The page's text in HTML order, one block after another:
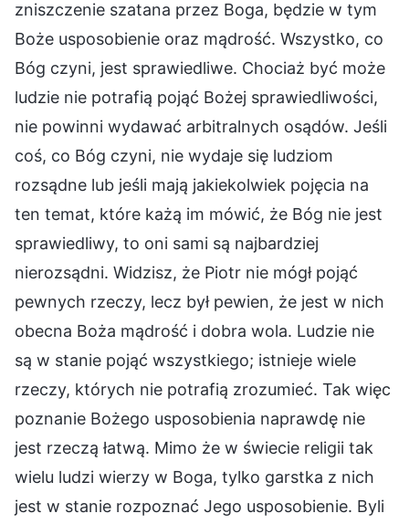
zniszczenie szatana przez Boga, będzie w tym
Boże usposobienie oraz mądrość. Wszystko, co
Bóg czyni, jest sprawiedliwe. Chociaż być może
ludzie nie potrafią pojąć Bożej sprawiedliwości,
nie powinni wydawać arbitralnych osądów. Jeśli
coś, co Bóg czyni, nie wydaje się ludziom
rozsądne lub jeśli mają jakiekolwiek pojęcia na
ten temat, które każą im mówić, że Bóg nie jest
sprawiedliwy, to oni sami są najbardziej
nierozsądni. Widzisz, że Piotr nie mógł pojąć
pewnych rzeczy, lecz był pewien, że jest w nich
obecna Boża mądrość i dobra wola. Ludzie nie
są w stanie pojąć wszystkiego; istnieje wiele
rzeczy, których nie potrafią zrozumieć. Tak więc
poznanie Bożego usposobienia naprawdę nie
jest rzeczą łatwą. Mimo że w świecie religii tak
wielu ludzi wierzy w Boga, tylko garstka z nich
jest w stanie rozpoznać Jego usposobienie. Byli